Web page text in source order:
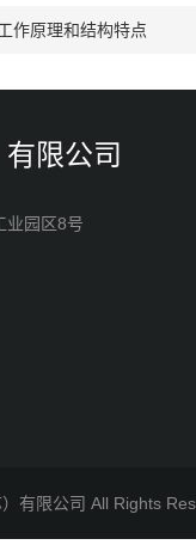
作原理和结构特点
限公司
业园区8号
）有限公司 All Rights